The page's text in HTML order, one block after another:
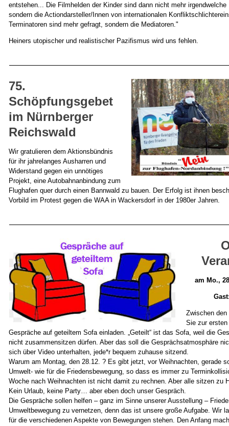
entstehen... Die Filmhelden der Kinder sind dann nicht mehr irgendwelche
sondern die Actiondarsteller/Innen von internationalen
Terminatoren sind mehr gefragt, sondern die Mediatoren."
Heiners utopischer und realistischer Pazifismus wird uns fehlen.
75.
Schöpfungsgebet
im Nürnberger
Reichswald
Wir gratulieren dem Aktionsbündnis
für ihr jahrelanges Ausharren und
Widerstand gegen ein unnötiges
Projekt, eine Autobahnanbindung zum
Flughafen quer durch einen Bannwald zu bauen. Der Erfolg ist ihnen
Vorbild im Protest gegen die WAA in Wackersdorf in der 1980er Jahren.
am Mo.,
Zwischen
Sie zur ersten
Gespräche auf geteiltem Sofa einladen. „Geteilt“ ist das Sofa, weil die
nicht zusammensitzen dürfen. Aber das soll die Gesprächsatmosphäre
sich über Video unterhalten, jede*r bequem zuhause sitzend.
Warum am Montag, den 28.12. ? Es gibt jetzt, vor Weihnachten, gerade
Umwelt- wie für die Friedensbewegung, so dass es immer zu
Woche nach Weihnachten ist nicht damit zu rechnen. Aber alle sitzen zu
Kein Urlaub, keine Party… aber eben doch unser Gespräch.
Die Gespräche sollen helfen – ganz im Sinne unserer Ausstellung –
Umweltbewegung zu vernetzen, denn das ist unsere große Aufgabe. Wir
für die verschiedenen Aspekte von Bewegungen stehen. Den Anfang